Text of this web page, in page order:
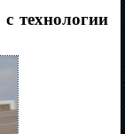
технологии